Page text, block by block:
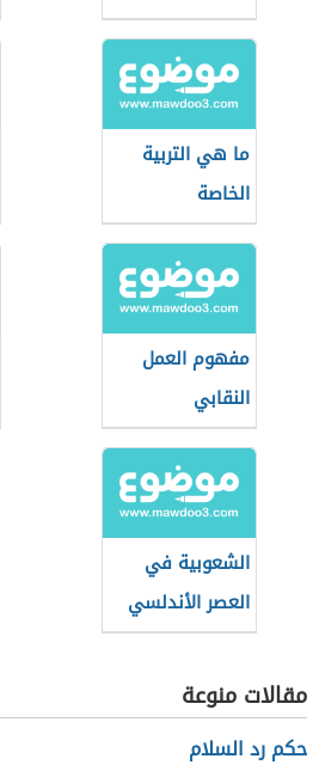
ما هي التربية
الخاصة
مفهوم العمل
النقابي
الشعوبية في
العصر الأندلسي
مقالات منوعة
حكم رد السلام